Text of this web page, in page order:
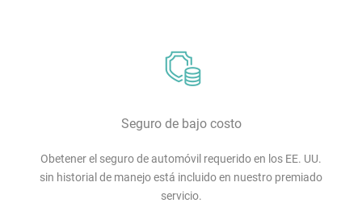
Seguro de bajo costo
Obetener el seguro de automóvil requerido en los EE. UU.
sin historial de manejo está incluido en nuestro premiado
servicio.